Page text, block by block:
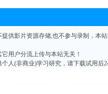
供影片资源存储,也不参与录制，本
用户分流上传与本站无关！
人(非商业)学习研究，请下载试用后